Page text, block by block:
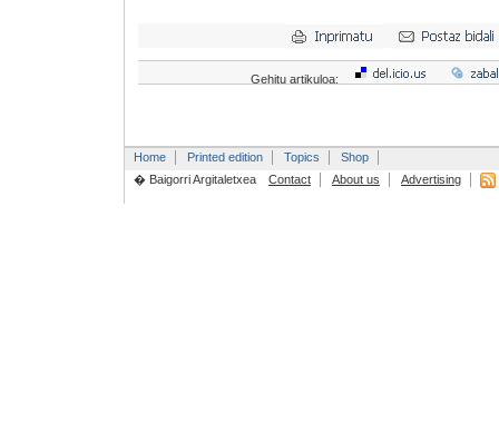
Gehitu artikuloa:
Home Printed edition Topics
Shop
� Baigorri Argitaletxea
Contact About us Advertising